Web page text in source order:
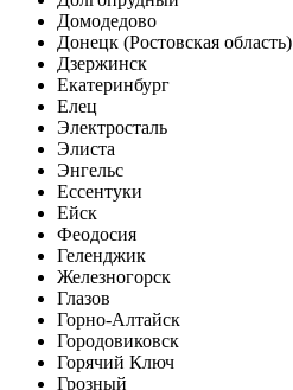
Домодедово
Донецк (Ростовская область)
Дзержинск
Екатеринбург
Елец
Электросталь
Элиста
Энгельс
Ессентуки
Ейск
Феодосия
Геленджик
Железногорск
Глазов
Горно-Алтайск
Городовиковск
Горячий Ключ
Грозный